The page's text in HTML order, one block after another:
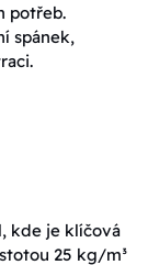
potřeb.
spánek,
kde je klíčová
25 kg/m³